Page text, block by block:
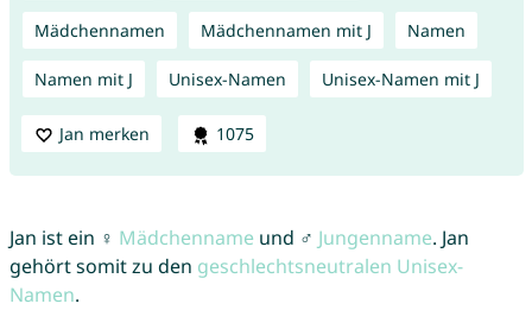
Mädchennamen Mädchennamen mit J Namen
Namen mit J Unisex-Namen Unisex-Namen mit J
Jan merken 1075
Jan ist ein ♀ Mädchenname und ♂ Jungenname. Jan
gehört somit zu den geschlechtsneutralen Unisex-
Namen.